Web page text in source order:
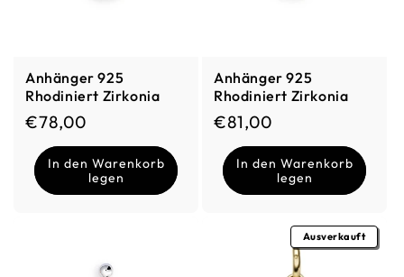
Anhänger 925
Rhodiniert Zirkonia
Normaler Preis
€78,00
In den Warenkorb
legen
Anhänger 925
Rhodiniert Zirkonia
Normaler Preis
€81,00
In den Warenkorb
legen
Ausverkauft